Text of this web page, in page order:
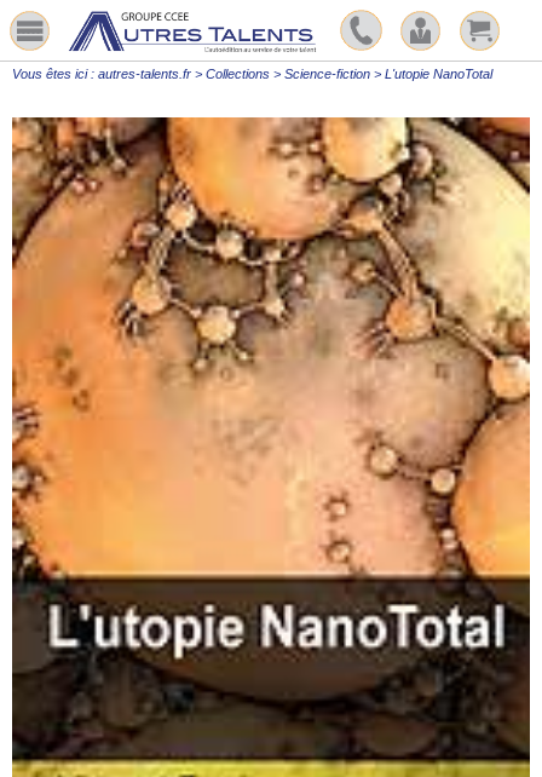
Vous êtes ici : autres-talents.fr > Collections > Science-fiction > L'utopie NanoTotal